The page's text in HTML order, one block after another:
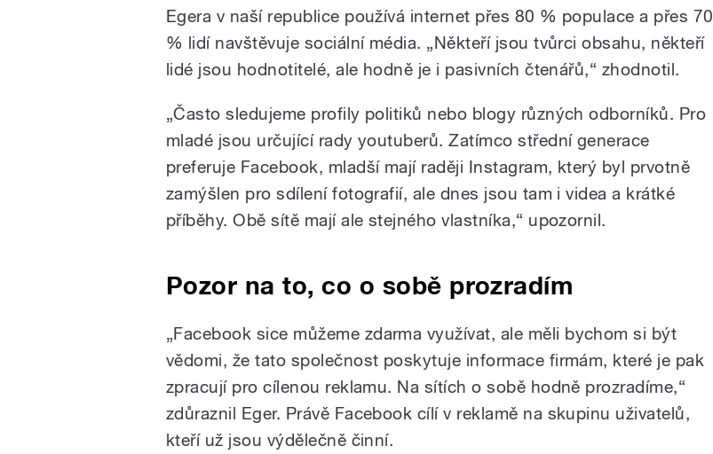
Egera v naší republice používá internet přes 80 % populace a přes 70
% lidí navštěvuje sociální média. „Někteří jsou tvůrci obsahu, někteří
lidé jsou hodnotitelé, ale hodně je i pasivních čtenářů,“ zhodnotil.
„Často sledujeme profily politiků nebo blogy různých odborníků. Pro
mladé jsou určující rady youtuberů. Zatímco střední generace
preferuje Facebook, mladší mají raději Instagram, který byl prvotně
zamýšlen pro sdílení fotografií, ale dnes jsou tam i videa a krátké
příběhy. Obě sítě mají ale stejného vlastníka,“ upozornil.
Pozor na to, co o sobě prozradím
„Facebook sice můžeme zdarma využívat, ale měli bychom si být
vědomi, že tato společnost poskytuje informace firmám, které je pak
zpracují pro cílenou reklamu. Na sítích o sobě hodně prozradíme,“
zdůraznil Eger. Právě Facebook cílí v reklamě na skupinu uživatelů,
kteří už jsou výdělečně činní.